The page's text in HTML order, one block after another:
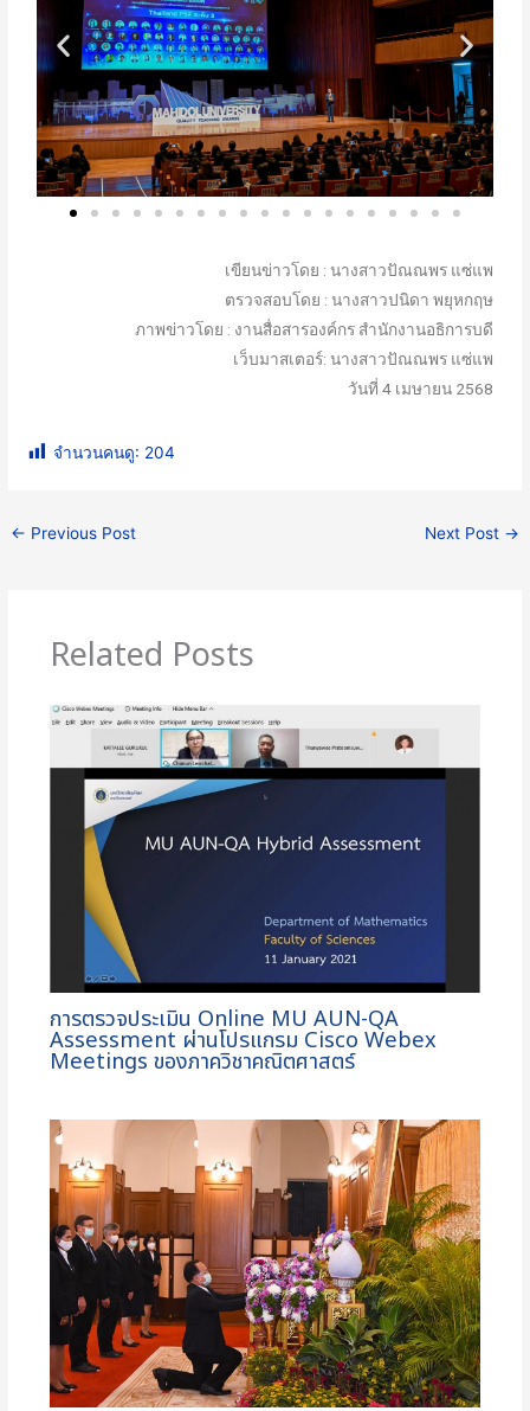
เขียนข่าวโดย : นางสาวปัณณพร แซ่แพ
ตรวจสอบโดย : นางสาวปนิดา พยุหกฤษ
ภาพข่าวโดย : งานสื่อสารองค์กร สำนักงานอธิการบดี
เว็บมาสเตอร์: นางสาวปัณณพร แซ่แพ
วันที่ 4 เมษายน 2568
จำนวนคนดู: 204
← Previous Post Next Post →
Related Posts
การตรวจประเมิน Online MU AUN-QA
Assessment ผ่านโปรแกรม Cisco Webex
Meetings ของภาควิชาคณิตศาสตร์